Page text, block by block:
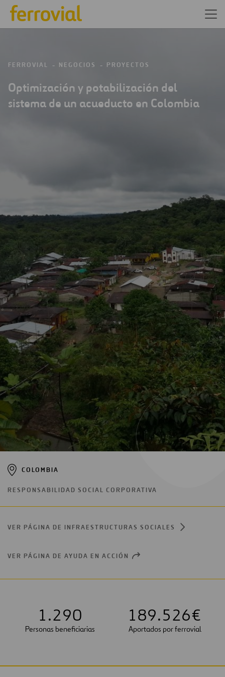
FERROVIAL NEGOCIOS PROYECTOS
Optimización y potabilización del
sistema de un acueducto en Colombia
COLOMBIA
RESPONSABILIDAD SOCIAL CORPORATIVA
VER PÁGINA DE INFRAESTRUCTURAS SOCIALES
VER PÁGINA DE AYUDA EN ACCIÓN OPEN
1.290
Personas beneficiarias
189.526€
Aportados por ferrovial